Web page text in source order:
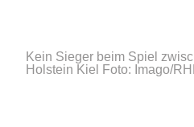
Kein Sieger beim Spiel
Holstein Kiel
Foto: Imago/